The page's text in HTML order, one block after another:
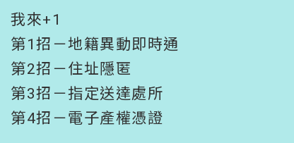
我來+1
第1招－地籍異動即時通
第2招－住址隱匿
第3招－指定送達處所
第4招－電子產權憑證